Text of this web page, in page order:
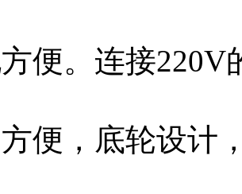
便。连接220V
便，底轮设计